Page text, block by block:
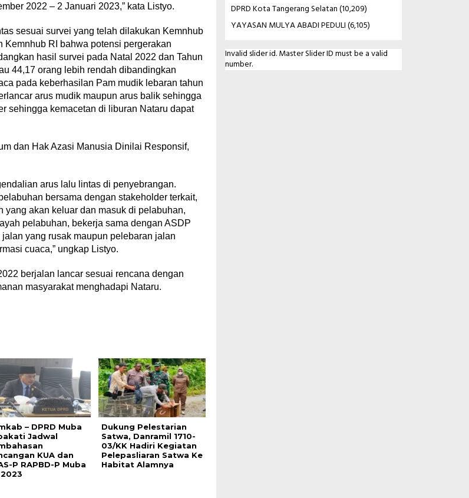
2022 – 2 Januari 2023,” kata Listyo.
sesuai survei yang telah dilakukan Kemnhub
Kemnhub RI bahwa potensi pergerakan
hasil survei pada Natal 2022 dan Tahun
44,17 orang lebih rendah dibandingkan
pada keberhasilan Pam mudik lebaran tahun
arus mudik maupun arus balik sehingga
sehingga kemacetan di liburan Nataru dapat
dan Hak Azasi Manusia Dinilai Responsif,
arus lalu lintas di penyebrangan.
bersama dengan stakeholder terkait,
akan keluar dan masuk di pelabuhan,
pelabuhan, bekerja sama dengan ASDP
yang rusak maupun pelebaran jalan
cuaca,” ungkap Listyo.
berjalan lancar sesuai rencana dengan
masyarakat menghadapi Nataru.
– DPRD Muba
Jadwal
KUA dan
P RAPBD-P Muba
Dukung Pelestarian
Satwa, Danramil 1710-
03/KK Hadiri Kegiatan
Pelepasliaran Satwa Ke
Habitat Alamnya
DPRD Kota Tangerang Selatan(10,209)
YAYASAN MULYA ABADI PEDULI(6,105)
Invalid slider id. Master Slider ID must be a valid
number.